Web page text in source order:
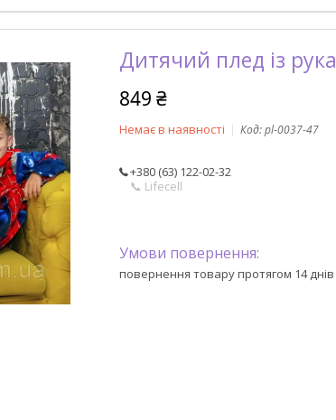
Дитячий плед із
849 ₴
Немає в наявності Код:pl-0037-47
+380 (63) 122-02-32
📞 Lifecell
повернення товару протягом 14 днів